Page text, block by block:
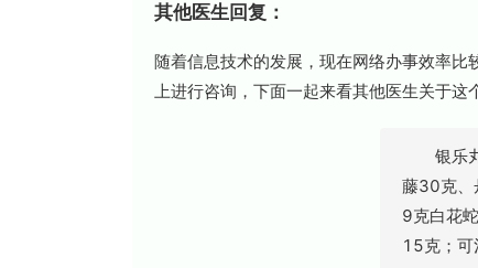
其他医生回复：
随着信息技术的发展，现在网络办事效率
上进行咨询，下面一起来看其他医生关于这
银乐丸
藤30克、
9克白花
15克；可